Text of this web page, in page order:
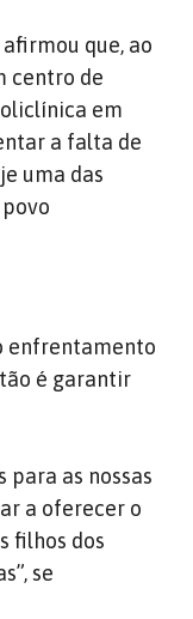
que, ao
centro de
em
a falta de
uma das
enfrentamento
é garantir
para as nossas
a oferecer o
filhos dos
se